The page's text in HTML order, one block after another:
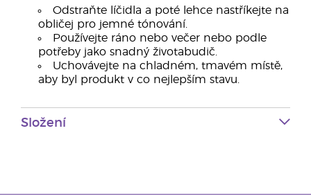
Odstraňte líčidla a poté lehce nastříkejte na
obličej pro jemné tónování.
Používejte ráno nebo večer nebo podle
potřeby jako snadný životabudič.
Uchovávejte na chladném, tmavém místě,
aby byl produkt v co nejlepším stavu.
Složení